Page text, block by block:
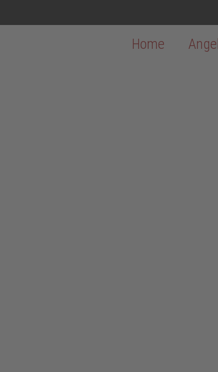
Home
FÜR
gute Verkehrsanbindung und die gewachsene
geprägt durch eine breite Mischung
ältere Bestandsimmobilien und
Bewertung besonders wichtig. Faktoren
darüber, welchen Marktwert eine Immobilie
eine geplante Investition – ein unabhängiges